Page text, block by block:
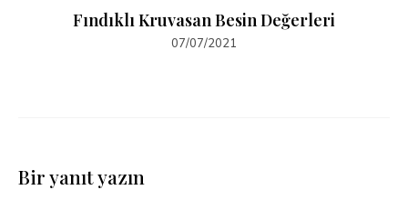
Fındıklı Kruvasan Besin Değerleri
07/07/2021
Bir yanıt yazın